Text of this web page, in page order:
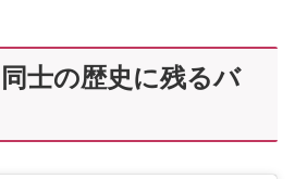
士の歴史に残るバ